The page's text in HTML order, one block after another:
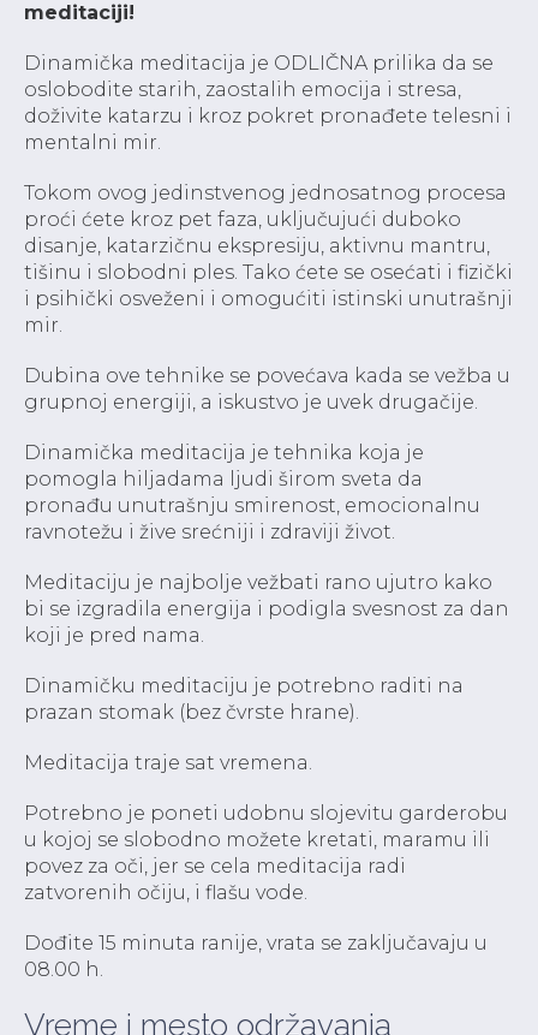
meditaciji!
Dinamička meditacija je ODLIČNA prilika da se
oslobodite starih, zaostalih emocija i stresa,
doživite katarzu i kroz pokret pronađete telesni i
mentalni mir.
Tokom ovog jedinstvenog jednosatnog procesa
proći ćete kroz pet faza, uključujući duboko
disanje, katarzičnu ekspresiju, aktivnu mantru,
tišinu i slobodni ples. Tako ćete se osećati i fizički
i psihički osveženi i omogućiti istinski unutrašnji
mir.
Dubina ove tehnike se povećava kada se vežba u
grupnoj energiji, a iskustvo je uvek drugačije.
Dinamička meditacija je tehnika koja je
pomogla hiljadama ljudi širom sveta da
pronađu unutrašnju smirenost, emocionalnu
ravnotežu i žive srećniji i zdraviji život.
Meditaciju je najbolje vežbati rano ujutro kako
bi se izgradila energija i podigla svesnost za dan
koji je pred nama.
Dinamičku meditaciju je potrebno raditi na
prazan stomak (bez čvrste hrane).
Meditacija traje sat vremena.
Potrebno je poneti udobnu slojevitu garderobu
u kojoj se slobodno možete kretati, maramu ili
povez za oči, jer se cela meditacija radi
zatvorenih očiju, i flašu vode.
Dođite 15 minuta ranije, vrata se zaključavaju u
08.00 h.
Vreme i mesto održavanja